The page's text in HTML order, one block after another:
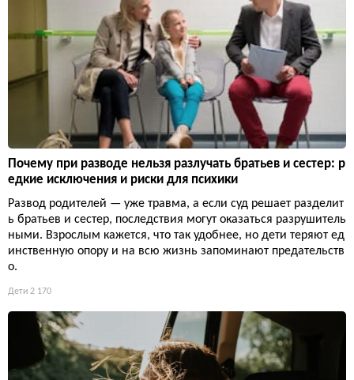
Почему при разводе нельзя разлучать братьев и сестер: р
едкие исключения и риски для психики
Развод родителей — уже травма, а если суд решает разделит
ь братьев и сестер, последствия могут оказаться разрушитель
ными. Взрослым кажется, что так удобнее, но дети теряют ед
инственную опору и на всю жизнь запоминают предательств
о.
Дети 2 170